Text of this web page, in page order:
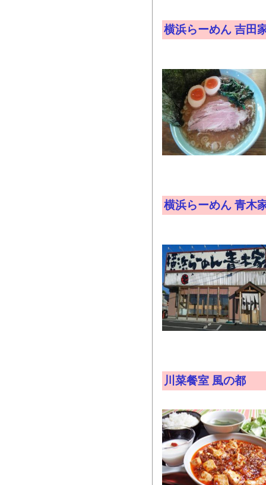
横浜らーめん 吉田
横浜らーめん 青木
川菜餐室 風の都